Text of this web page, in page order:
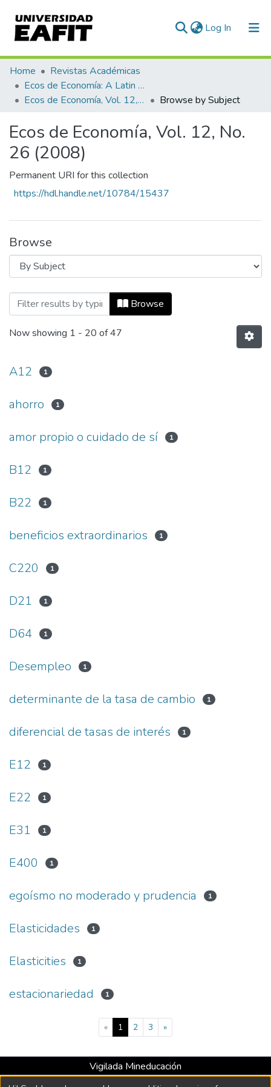
Log In (current)
Communities & Collections
All of DSpace
Home
Revistas Académicas
Ecos de Economía: A Latin American Journal of Applied Economics
Ecos de Economía, Vol. 12, No. 26 (2008)
Browse by Subject
Ecos de Economía, Vol. 12, No.
26 (2008)
Permanent URI for this collection
https://hdl.handle.net/10784/15437
Browse
Browsing Ecos de Economía, Vol. 12,
Browse
Now showing 1 - 20 of 47
A12 1
ahorro 1
amor propio o cuidado de sí 1
B12 1
B22 1
beneficios extraordinarios 1
C220 1
D21 1
D64 1
Desempleo 1
determinante de la tasa de cambio 1
diferencial de tasas de interés 1
E12 1
E22 1
E31 1
E400 1
egoísmo no moderado y prudencia 1
Elasticidades 1
Elasticities 1
estacionariedad 1
« 1 (current)
2 3 »
Vigilada Mineducación
Universidad con Acreditación Institucional hasta 2026 -